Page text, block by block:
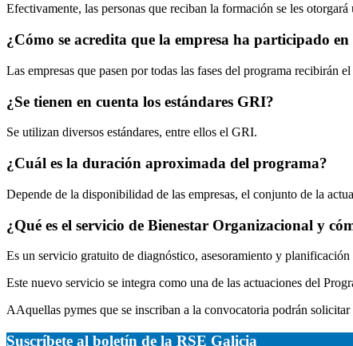
Efectivamente, las personas que reciban la formación se les
¿Cómo se acredita que la empresa ha participado
Las empresas que pasen por todas las fases del programa recibirán
¿Se tienen en cuenta los estándares GRI?
Se utilizan diversos estándares, entre ellos el GRI.
¿Cuál es la duración aproximada del programa?
Depende de la disponibilidad de las empresas, el conjunto de la
¿Qué es el servicio de Bienestar Organizacional y
Es un servicio gratuito de diagnóstico, asesoramiento y
Este nuevo servicio se integra como una de las actuaciones del
AAquellas pymes que se inscriban a la convocatoria podrán
Suscríbete al boletín de la RSE Galicia